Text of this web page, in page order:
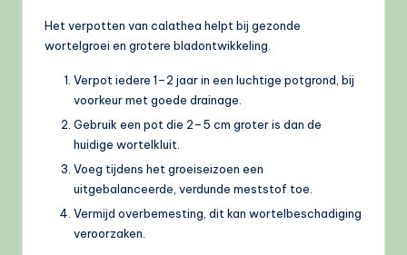
Het verpotten van calathea helpt bij gezonde
wortelgroei en grotere bladontwikkeling.
Verpot iedere 1–2 jaar in een luchtige potgrond, bij
voorkeur met goede drainage.
Gebruik een pot die 2–5 cm groter is dan de
huidige wortelkluit.
Voeg tijdens het groeiseizoen een
uitgebalanceerde, verdunde meststof toe.
Vermijd overbemesting, dit kan wortelbeschadiging
veroorzaken.